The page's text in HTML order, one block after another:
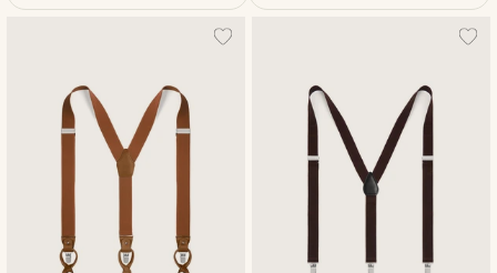
Più economici
Più costosi